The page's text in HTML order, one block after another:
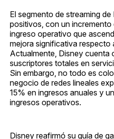
El segmento de streaming
positivos, con un
ingreso operativo que
mejora significativa respecto
Actualmente, Disney cuenta
suscriptores totales en
Sin embargo, no todo es
negocio de redes lineales
15% en ingresos anuales y
ingresos operativos.
Disney reafirmó su guía de